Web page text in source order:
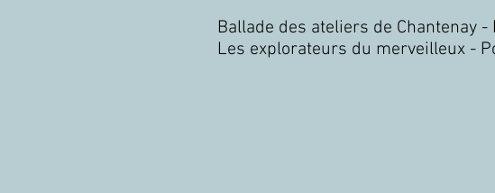
Ballade des ateliers de Chantenay -
Les explorateurs du merveilleux -